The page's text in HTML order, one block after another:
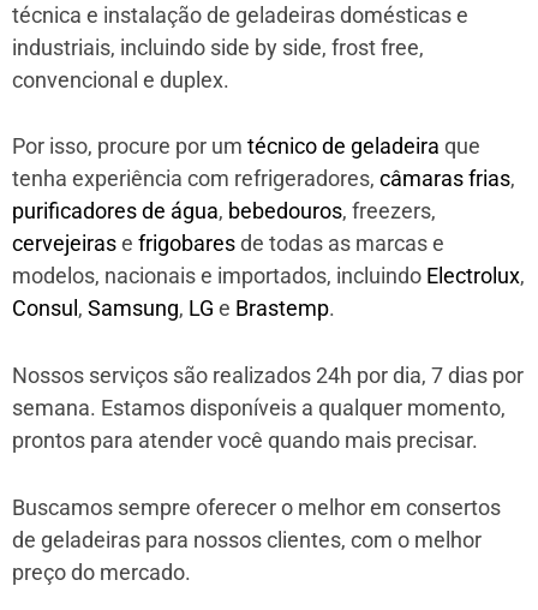
técnica e instalação de geladeiras domésticas e
industriais, incluindo side by side, frost free,
convencional e duplex.
Por isso, procure por um técnico de geladeira que
tenha experiência com refrigeradores, câmaras frias,
purificadores de água, bebedouros, freezers,
cervejeirase frigobaresde todas as marcas e
modelos, nacionais e importados, incluindo Electrolux,
Consul , Samsung, LG e Brastemp.
Nossos serviços são realizados 24h por dia, 7 dias por
semana. Estamos disponíveis a qualquer momento,
prontos para atender você quando mais precisar.
Buscamos sempre oferecer o melhor em consertos
de geladeiras para nossos clientes, com o melhor
preço do mercado.